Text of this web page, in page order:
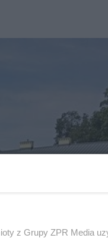
z Grupy ZPR Media